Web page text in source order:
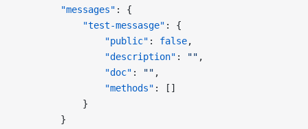
        "messages"
: {
            "test-messasge"
: {
                "public"
: false,
                "description"
: "" ,
                "doc"
: "" ,
                "methods"
: []
            }
        }